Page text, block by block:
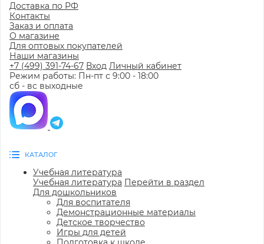
Доставка по РФ
Контакты
Заказ и оплата
О магазине
Для оптовых покупателей
Наши магазины
+7 (499) 391-74-67 Вход Личный кабинет
Режим работы: Пн-пт с 9:00 - 18:00
сб - вс выходные
КАТАЛОГ
Учебная литература
Учебная литература Перейти в раздел
Для дошкольников
Для воспитателя
Демонстрационные материалы
Детское творчество
Игры для детей